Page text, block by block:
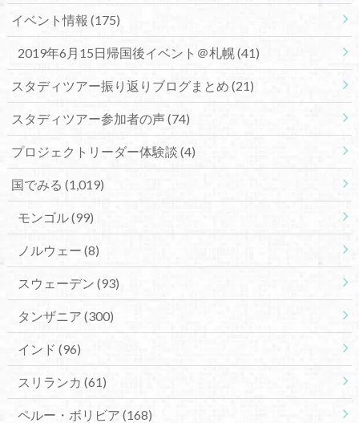
イベント情報 (175)
2019年6月15日帰国後イベント＠札幌(41)
スタディツアー振り返りブログまとめ (21)
スタディツアー参加者の声(74)
プロジェクトリーダー体験談 (4)
国でみる (1,019)
モンゴル(99)
ノルウェー (8)
スウェーデン (93)
タンザニア (300)
インド (96)
スリランカ (61)
ペルー・ボリビア (168)